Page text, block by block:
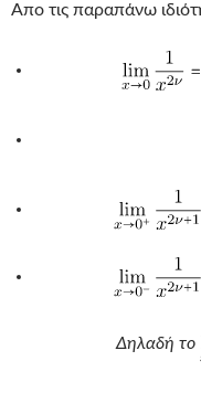
Απο τις παραπάνω
Δηλαδή το